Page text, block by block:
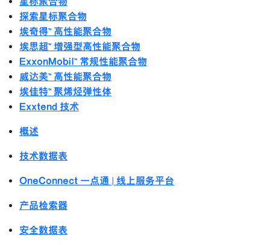
探索星标聚合物
埃奇得™ 高性能聚合物
埃思超™ 增强型高性能聚合物
ExxonMobil™ 常规性能聚合物
威达美™ 高性能聚合物
埃佳特™ 聚烯烃弹性体
Exxtend 技术
概述
技术数据表
OneConnect 一点通 | 线上服务平台
产品检索器
安全数据表